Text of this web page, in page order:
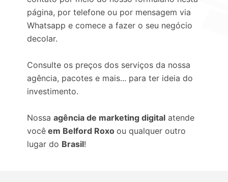
página, por telefone ou por mensagem via
Whatsapp e comece a fazer o seu negócio
decolar.
Consulte os preços dos serviços da nossa
agência, pacotes e mais... para ter ideia do
investimento.
Nossa agência de marketing digital atende
você em Belford Roxo ou qualquer outro
lugar do Brasil!